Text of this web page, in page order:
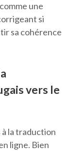
une
si
sa cohérence
vers le
la traduction
ligne. Bien